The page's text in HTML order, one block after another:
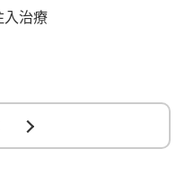
入治療